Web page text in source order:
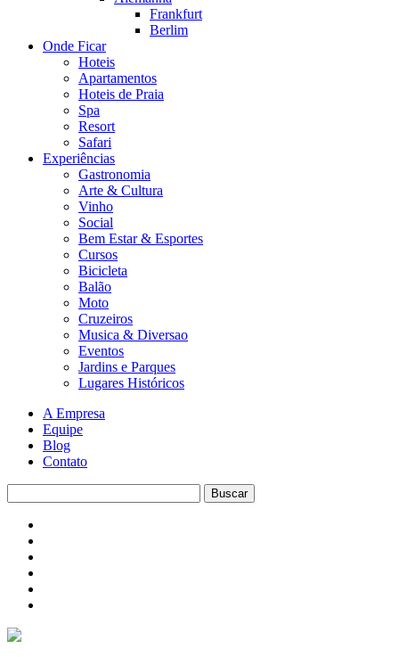
Frankfurt
Berlim
Onde Ficar
Hoteis
Apartamentos
Hoteis de Praia
Spa
Resort
Safari
Experiências
Gastronomia
Arte & Cultura
Vinho
Social
Bem Estar & Esportes
Cursos
Bicicleta
Balão
Moto
Cruzeiros
Musica & Diversao
Eventos
Jardins e Parques
Lugares Históricos
A Empresa
Equipe
Blog
Contato